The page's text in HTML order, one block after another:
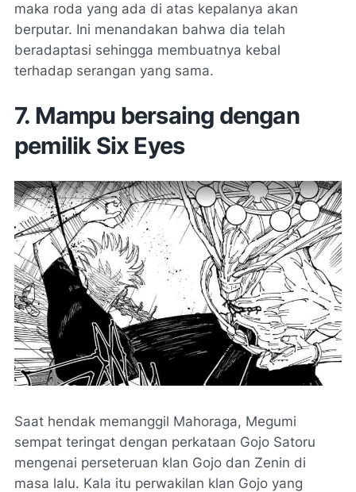
maka roda yang ada di atas kepalanya akan
berputar. Ini menandakan bahwa dia telah
beradaptasi sehingga membuatnya kebal
terhadap serangan yang sama.
7. Mampu bersaing dengan
pemilik Six Eyes
Saat hendak memanggil Mahoraga, Megumi
sempat teringat dengan perkataan Gojo Satoru
mengenai perseteruan klan Gojo dan Zenin di
masa lalu. Kala itu perwakilan klan Gojo yang